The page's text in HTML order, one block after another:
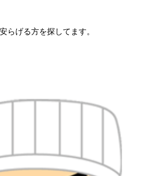
らげる方を探してます。